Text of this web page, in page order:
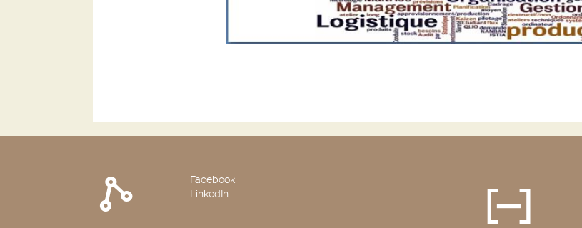
Facebook
LinkedIn